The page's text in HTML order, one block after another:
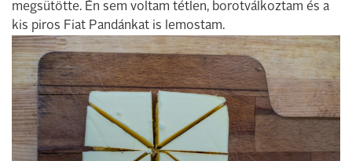
megsütötte. Én sem voltam tétlen, borotválkoztam és a
kis piros Fiat Pandánkat is lemostam.